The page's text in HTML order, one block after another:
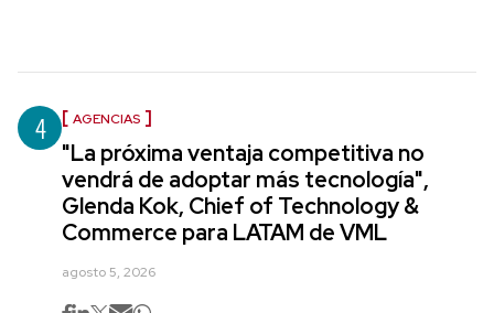
4 AGENCIAS
"La próxima ventaja competitiva no
vendrá de adoptar más tecnología",
Glenda Kok, Chief of Technology &
Commerce para LATAM de VML
agosto 5, 2026